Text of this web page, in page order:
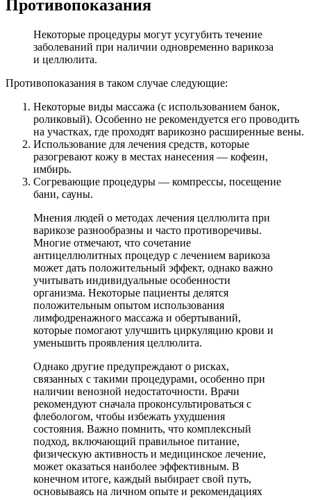
Противопоказания
Некоторые процедуры могут усугубить течение
заболеваний при наличии одновременно варикоза
и целлюлита.
Противопоказания в таком случае следующие:
Некоторые виды массажа (с использованием банок,
роликовый). Особенно не рекомендуется его проводить
на участках, где проходят варикозно расширенные вены.
Использование для лечения средств, которые
разогревают кожу в местах нанесения — кофеин,
имбирь.
Согревающие процедуры — компрессы, посещение
бани, сауны.
Мнения людей о методах лечения целлюлита при
варикозе разнообразны и часто противоречивы.
Многие отмечают, что сочетание
антицеллюлитных процедур с лечением варикоза
может дать положительный эффект, однако важно
учитывать индивидуальные особенности
организма. Некоторые пациенты делятся
положительным опытом использования
лимфодренажного массажа и обертываний,
которые помогают улучшить циркуляцию крови и
уменьшить проявления целлюлита.
Однако другие предупреждают о рисках,
связанных с такими процедурами, особенно при
наличии венозной недостаточности. Врачи
рекомендуют сначала проконсультироваться с
флебологом, чтобы избежать ухудшения
состояния. Важно помнить, что комплексный
подход, включающий правильное питание,
физическую активность и медицинское лечение,
может оказаться наиболее эффективным. В
конечном итоге, каждый выбирает свой путь,
основываясь на личном опыте и рекомендациях